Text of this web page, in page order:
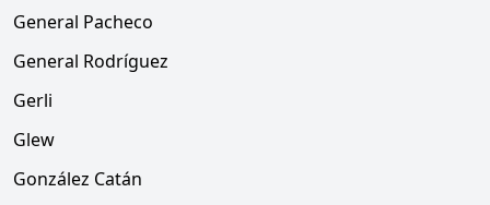
General Pacheco
General Rodríguez
Gerli
Glew
González Catán